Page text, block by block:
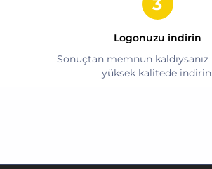
Logonuzu indirin
Sonuçtan memnun
yüksek kalitede indirin.